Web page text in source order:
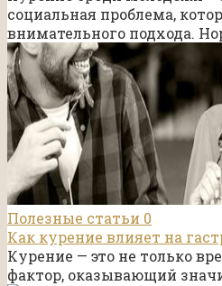
социальная проблема,
внимательного подхода.
Полезные статьи 0
Как курение влияет на
Курение — это не только
фактор, оказывающий